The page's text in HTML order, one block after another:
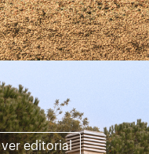
ver editorial